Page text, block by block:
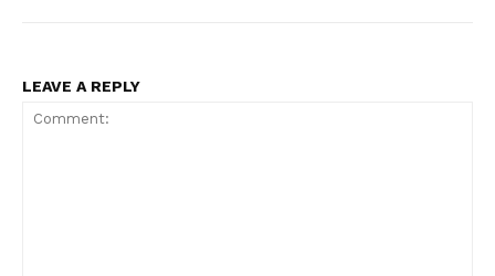
LEAVE A REPLY